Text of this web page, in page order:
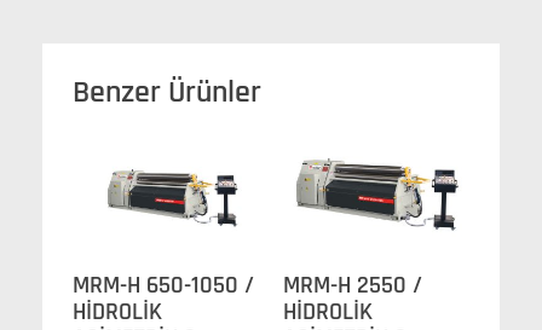
Benzer Ürünler
MRM-H 650-1050 /
HİDROLİK
MRM-H 2550 /
HİDROLİK